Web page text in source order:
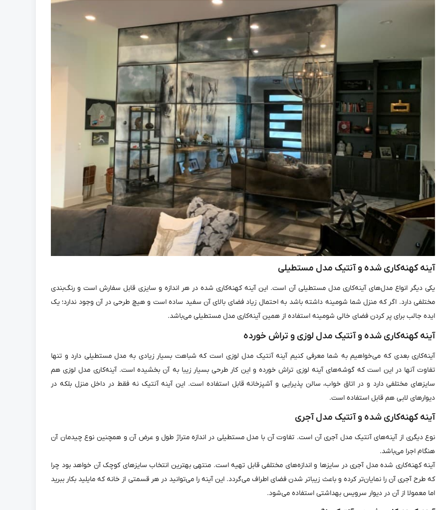
آینه کهنه‌کاری شده و آنتیک مدل مستطیلی
یکی دیگر انواع مدل‌های آینه‌کاری‌ مدل مستطیلی آن است. این آینه کهنه‌کاری شده در هر اندازه و سایزی قابل سفارش است و رنگ‌بندی
مختلفی دارد. اگر که منزل شما شومینه داشته باشد به احتمال زیاد فضای بالای آن سفید ساده است و هیچ طرحی در آن وجود ندارد؛ یک
ایده جالب برای پر کردن فضای خالی شومینه استفاده از همین آینه‌کاری مدل مستطیلی می‌باشد.
آینه کهنه‌کاری شده و آنتیک مدل لوزی و تراش‌ خورده
آینه‌کاری بعدی که می‌خواهیم به شما معرفی کنیم آینه آنتیک مدل لوزی است که شباهت بسیار زیادی به مدل مستطیلی دارد و تنها
تفاوت آنها در این است که گوشه‌های آینه لوزی تراش خورده و این کار طرحی بسیار زیبا به آن بخشیده است. آینه‌کاری مدل لوزی هم
سایزهای مختلفی دارد و در اتاق خواب، سالن پذیرایی و آشپزخانه قابل استفاده است. این آینه آنتیک نه فقط در داخل منزل بلکه در
دیوارهای لابی هم قابل استفاده است.
آینه کهنه‌کاری شده و آنتیک مدل آجری
نوع دیگری از آینه‌های آنتیک مدل آجری آن است. تفاوت آن با مدل مستطیلی در اندازه متراژ طول و عرض آن و همچنین نوع چیدمان آن
هنگام اجرا می‌باشد.
آینه کهنه‌کاری شده مدل آجری در سایزها و اندازه‌های مختلفی قابل تهیه است. منتهی بهترین انتخاب سایزهای کوچک آن خواهد بود چرا
که طرح آجری آن را نمایان‌تر کرده و باعث زیبا‌تر شدن فضای اطراف می‌گردد. این آینه را می‌توانید در هر قسمتی از خانه که مایلید بکار ببرید
اما معمولا از آن در دیوار سرویس بهداشتی استفاده می‌شود.